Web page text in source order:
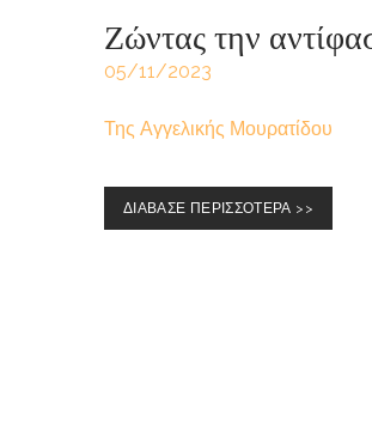
Ζώντας την
05/11/2023
Της Αγγελικής Μουρατίδου
ΔΙΑΒΑΣΕ ΠΕΡΙΣΣΟΤΕΡΑ >>